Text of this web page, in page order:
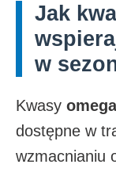
Jak
w
Kwasy
dostępne w
wzmacnianiu